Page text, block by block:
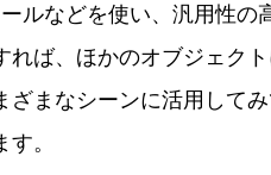
ルなどを使い、汎用性の
ば、ほかのオブジェク
まなシーンに活用して
。